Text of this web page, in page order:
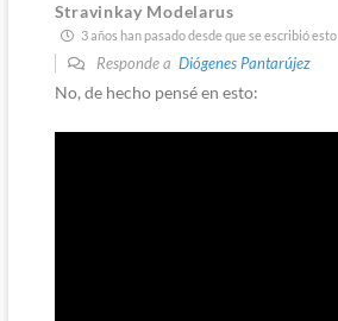
Stravinkay Modelarus
3 años han pasado desde que se escribió esto
Responde a Diógenes Pantarújez
No, de hecho pensé en esto: